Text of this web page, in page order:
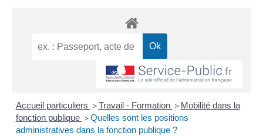
Accueil particuliers > Travail - Formation > Mobilité dans la
fonction publique > Quelles sont les positions
administratives dans la fonction publique ?